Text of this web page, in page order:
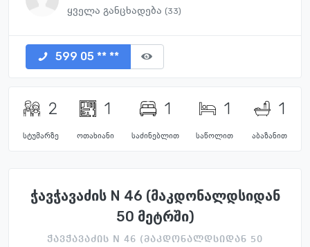
ყველა განცხადება (33)
599 05 ** **
2
სტუმარზე
1
ოთახიანი
1
საძინებლით
1
საწოლით
1
აბაზანით
ჭავჭავაძის N 46 (მაკდონალდსიდან
50 მეტრში)
ჭავჭავაძის N 46 (მაკდონალდსიდან 50